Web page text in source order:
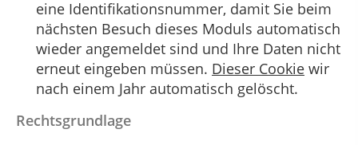
eine Identifikationsnummer, damit Sie beim
nächsten Besuch dieses Moduls automatisch
wieder angemeldet sind und Ihre Daten nicht
erneut eingeben müssen. Dieser Cookie wir
nach einem Jahr automatisch gelöscht.
Rechtsgrundlage